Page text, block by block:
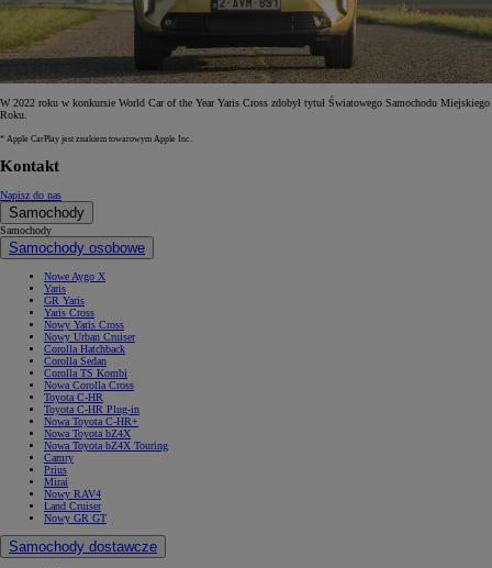
W 2022 roku w konkursie World Car of the Year Yaris Cross zdobył tytuł Światowego Samochodu Miejskiego
Roku.
* Apple CarPlay jest znakiem towarowym Apple Inc.
Kontakt
Napisz do nas
Samochody
Samochody
Samochody osobowe
Nowe Aygo X
Yaris
GR Yaris
Yaris Cross
Nowy Yaris Cross
Nowy Urban Cruiser
Corolla Hatchback
Corolla Sedan
Corolla TS Kombi
Nowa Corolla Cross
Toyota C-HR
Toyota C-HR Plug-in
Nowa Toyota C-HR+
Nowa Toyota bZ4X
Nowa Toyota bZ4X Touring
Camry
Prius
Mirai
Nowy RAV4
Land Cruiser
Nowy GR GT
Samochody dostawcze